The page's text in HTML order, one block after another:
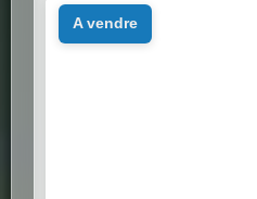
a vendre